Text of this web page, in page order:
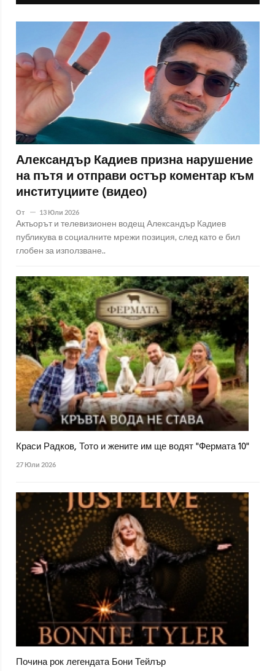
Александър Кадиев призна нарушение
на пътя и отправи остър коментар към
институциите (видео)
От 13 Юли 2026
Актьорът и телевизионен водещ Александър Кадиев
публикува в социалните мрежи позиция, след като е бил
глобен за използване..
Краси Радков, Тото и жените им ще водят "Фермата 10"
27 Юли 2026
Почина рок легендата Бони Тейлър